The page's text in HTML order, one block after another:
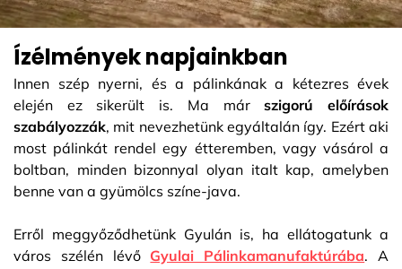
Ízélmények napjainkban
Innen szép nyerni, és a pálinkának a kétezres évek
elején ez sikerült is. Ma márszigorú előírások
szabályozzák, mit nevezhetünk egyáltalán így. Ezért aki
most pálinkát rendel egy étteremben, vagy vásárol a
boltban, minden bizonnyal olyan italt kap, amelyben
benne van a gyümölcs színe-java.
Erről meggyőződhetünk Gyulán is, ha ellátogatunk a
város szélén lévő Gyulai Pálinkamanufaktúrába. A